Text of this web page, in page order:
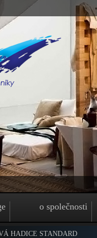
o společnosti
HADICE STANDARD